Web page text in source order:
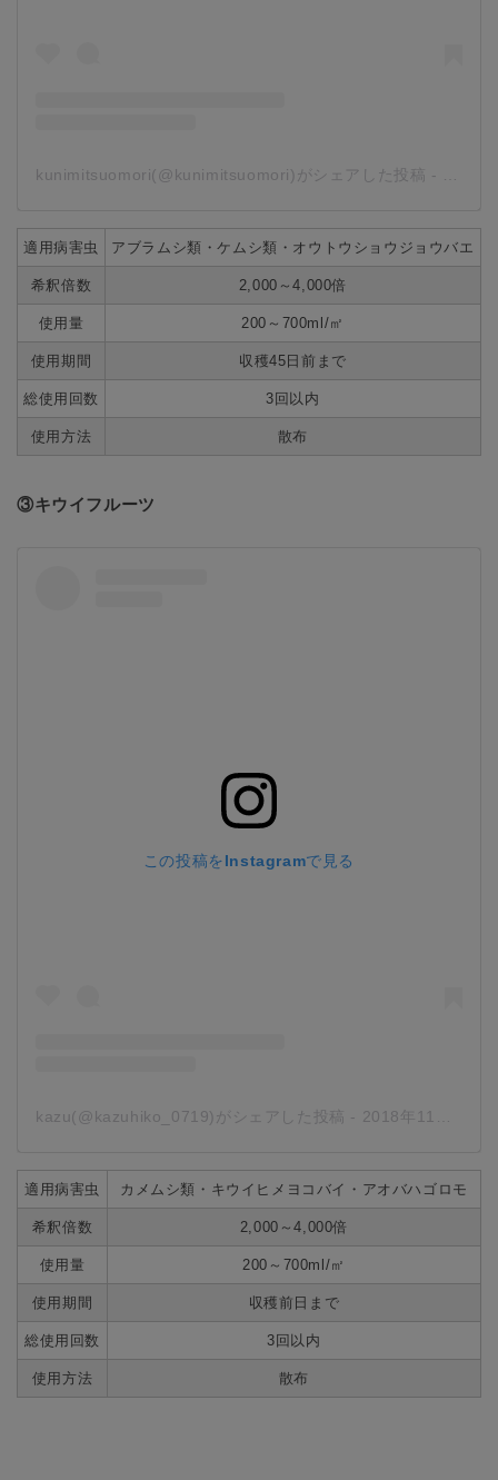
kunimitsuomori(@kunimitsuomori)がシェアした投稿 -
適用病害虫 アブラムシ類・ケムシ類・オウトウショウジョウバエ
希釈倍数 2,000～4,000倍
使用量 200～700ml/㎡
使用期間 収穫45日前まで
総使用回数 3回以内
使用方法 散布
③キウイフルーツ
この投稿をInstagramで見る
kazu(@kazuhiko_0719)がシェアした投稿 - 2018年11月月22日午前2時16分PST
適用病害虫 カメムシ類・キウイヒメヨコバイ・アオバハゴロモ
希釈倍数 2,000～4,000倍
使用量 200～700ml/㎡
使用期間 収穫前日まで
総使用回数 3回以内
使用方法 散布